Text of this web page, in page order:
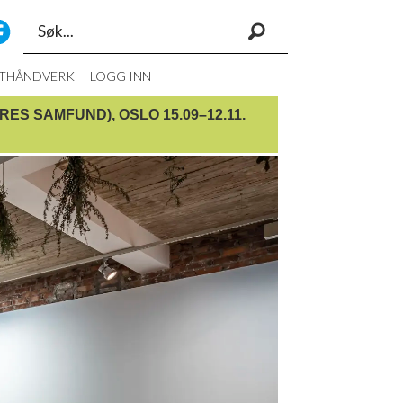
Søk
LOGG INN
SAMFUND), OSLO 15.09–12.11.